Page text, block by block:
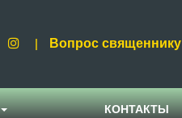
| Вопрос священнику
КОНТАКТЫ